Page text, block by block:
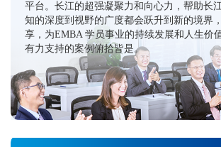
平台。长江的超强凝聚力和向心力，帮助长
知的深度到视野的广度都会跃升到新的境界
享，为EMBA 学员事业的持续发展和人生价
有力支持的案例俯拾皆是。